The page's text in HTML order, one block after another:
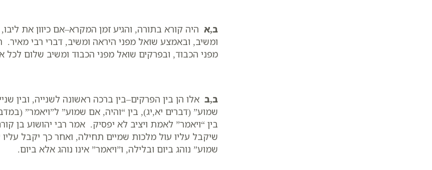
ב,א היה קורא בתורה, והגיע זמן המקרא–אם כיוון את
ומשיב, ובאמצע שואל מפני היראה ומשיב, דברי רבי
מפני הכבוד, ובפרקים שואל מפני הכבוד ומשיב שלום לכל
ב,ב אלו הן בין הפרקים–בין ברכה ראשונה לשנייה, ובין
שמוע” (דברים יא,יג), בין “והיה, אם שמוע” ל”ויאמר”
בין “ויאמר” לאמת ויציב לא יפסיק. אמר רבי יהושוע
שיקבל עליו עול מלכות שמיים תחילה, ואחר כך יקבל
שמוע” נוהג ביום ובלילה, ו”ויאמר” אינו נוהג אלא ביום.